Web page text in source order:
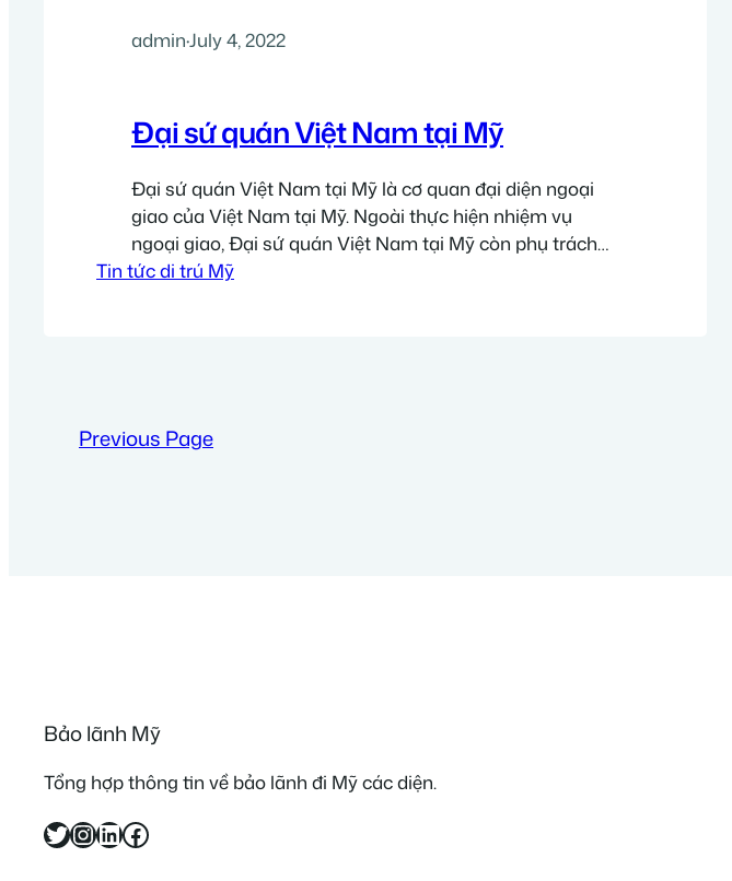
admin·July 4, 2022
Đại sứ quán Việt Nam tại Mỹ
Đại sứ quán Việt Nam tại Mỹ là cơ quan đại diện ngoại
giao của Việt Nam tại Mỹ. Ngoài thực hiện nhiệm vụ
ngoại giao, Đại sứ quán Việt Nam tại Mỹ còn phụ trách
giấy tờ cho cộng đồng người Việt sinh sống tại Mỹ hoặc
Tin tức di trú Mỹ
Previous Page
Bảo lãnh Mỹ
Tổng hợp thông tin về bảo lãnh đi Mỹ các diện.
Twitter InstagramLinkedIn Facebook